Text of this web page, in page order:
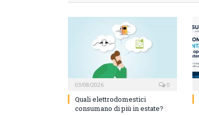
03/08/2026 0
Quali elettrodomestici
consumano di più in estate?